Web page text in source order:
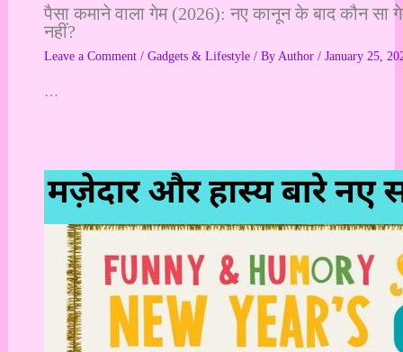
पैसा कमाने वाला गेम (2026): नए कानून के बाद कौन सा
नहीं?
Leave a Comment / Gadgets & Lifestyle/ By Author / January 25,
…